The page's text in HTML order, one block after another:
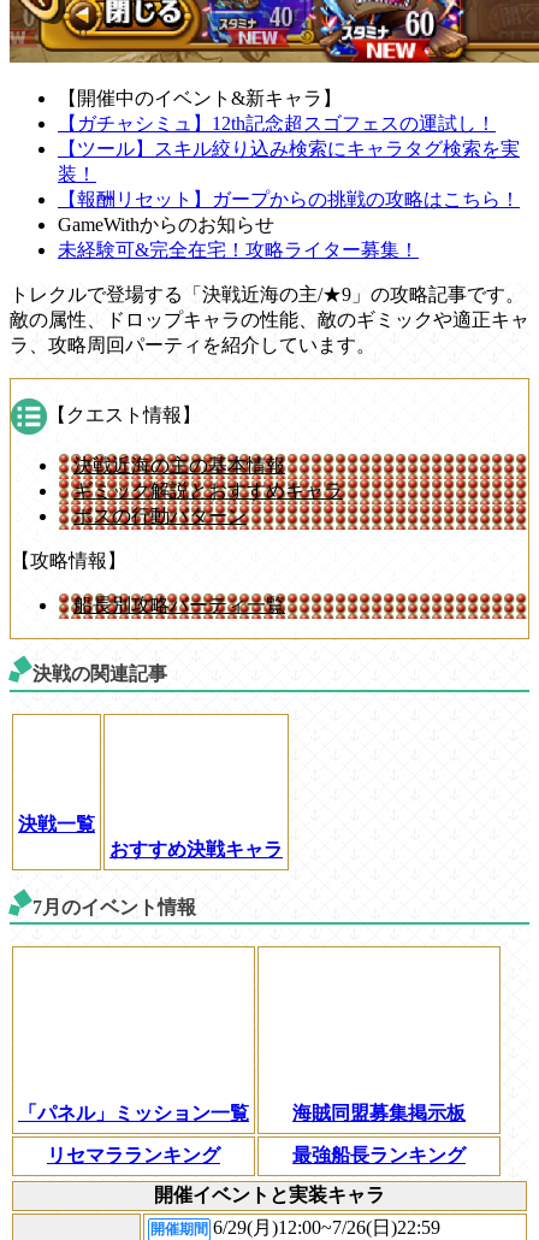
【開催中のイベント&新キャラ】
【ガチャシミュ】12th記念超スゴフェスの運試し！
【ツール】スキル絞り込み検索にキャラタグ検索を実
装！
【報酬リセット】ガープからの挑戦の攻略はこちら！
GameWithからのお知らせ
未経験可&完全在宅！攻略ライター募集！
トレクルで登場する「決戦近海の主/★9」の攻略記事です。
敵の属性、ドロップキャラの性能、敵のギミックや適正キャ
ラ、攻略周回パーティを紹介しています。
【クエスト情報】
決戦近海の主の基本情報
ギミック解説とおすすめキャラ
ボスの行動パターン
【攻略情報】
船長別攻略パーティ一覧
決戦の関連記事
決戦一覧
おすすめ決戦キャラ
7月のイベント情報
「パネル」ミッション一覧 海賊同盟募集掲示板
リセマラランキング
最強船長ランキング
開催イベントと実装キャラ
開催期間 6/29(月)12:00~7/26(日)22:59